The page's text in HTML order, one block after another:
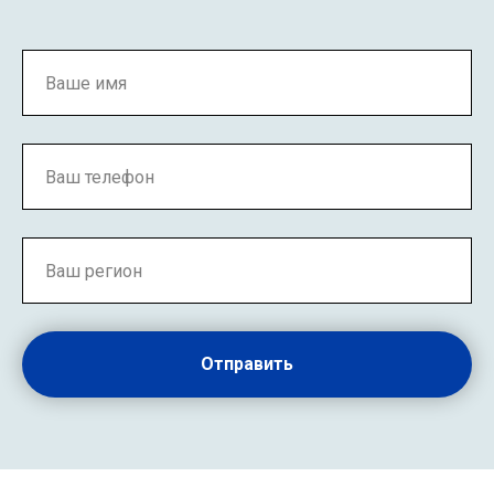
Отправить